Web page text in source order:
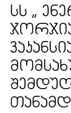
სს „